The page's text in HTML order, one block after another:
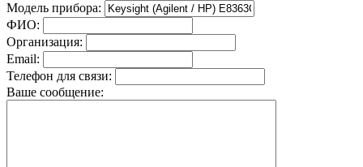
Модель прибора:
ФИО:
Организация:
Email:
Телефон для связи:
Ваше сообщение: